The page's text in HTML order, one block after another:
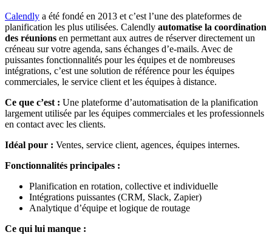
Calendly a été fondé en 2013 et c’est l’une des plateformes de
planification les plus utilisées. Calendly automatise la coordination
des réunions en permettant aux autres de réserver directement un
créneau sur votre agenda, sans échanges d’e‑mails. Avec de
puissantes fonctionnalités pour les équipes et de nombreuses
intégrations, c’est une solution de référence pour les équipes
commerciales, le service client et les équipes à distance.
Ce que c’est : Une plateforme d’automatisation de la planification
largement utilisée par les équipes commerciales et les professionnels
en contact avec les clients.
Idéal pour : Ventes, service client, agences, équipes internes.
Fonctionnalités principales :
Planification en rotation, collective et individuelle
Intégrations puissantes (CRM, Slack, Zapier)
Analytique d’équipe et logique de routage
Ce qui lui manque :